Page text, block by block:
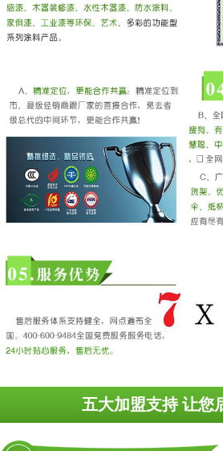
五大加盟支持 让您